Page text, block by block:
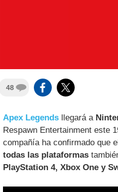
48
Apex Legends llegará a
Respawn Entertainment este
compañía ha confirmado que el
todas las plataformas
PlayStation 4, Xbox One y